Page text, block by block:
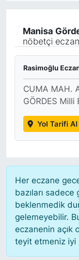
Manisa
nöbetçi
Rasimoğlu
CUMA MAH.
GÖRDES
Yol Tarifi Al
Her eczane
bazıları
beklenmedik
gelemeyebilir.
eczanenin açık
teyit etmeniz iyi
KÖŞE
KÜLTÜR
MAGAZİN
RÖPORTAJ
SAĞLIK
SARIYER
SARIYER
SEKTÖR
SİYASET